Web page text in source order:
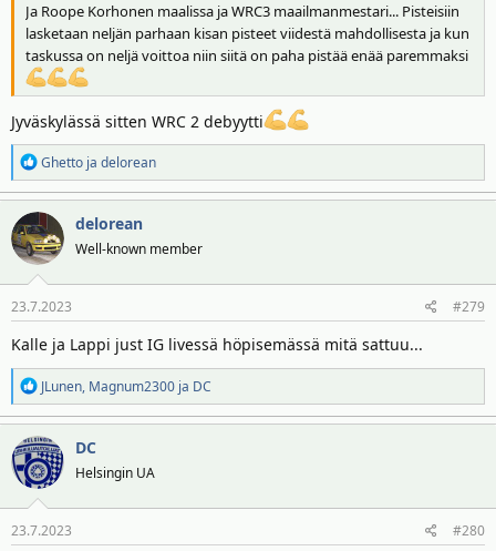
Ja Roope Korhonen maalissa ja WRC3 maailmanmestari... Pisteisiin
lasketaan neljän parhaan kisan pisteet viidestä mahdollisesta ja kun
taskussa on neljä voittoa niin siitä on paha pistää enää paremmaksi
Jyväskylässä sitten WRC 2 debyytti
R
e
a
k
t
i
o
t
Ghetto ja delorean
delorean
Well-known member
23.7.2023 #279
Kalle ja Lappi just IG livessä höpisemässä mitä sattuu...
R
e
a
k
t
i
o
t
JLunen, Magnum2300 ja DC
DC
Helsingin UA
23.7.2023 #280